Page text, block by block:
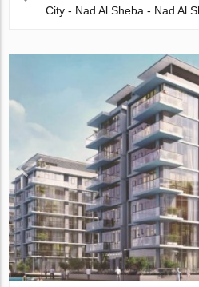
City - Nad Al Sheba - Nad Al